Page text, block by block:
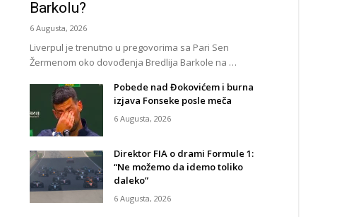
Barkolu?
6 Augusta, 2026
Liverpul je trenutno u pregovorima sa Pari Sen
Žermenom oko dovođenja Bredlija Barkole na …
Pobede nad Đokovićem i burna
izjava Fonseke posle meča
6 Augusta, 2026
Direktor FIA o drami Formule 1:
“Ne možemo da idemo toliko
daleko”
6 Augusta, 2026